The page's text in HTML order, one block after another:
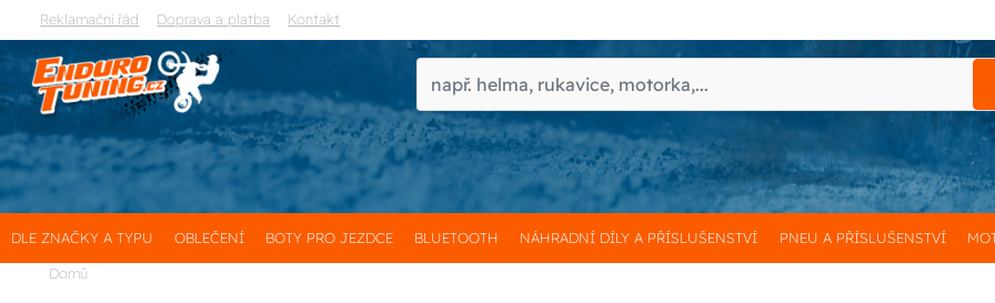
Reklamační řád Doprava a platba Kontakt
DLE ZNAČKY A TYPU OBLEČENÍ BOTY PRO JEZDCE BLUETOOTH NÁHRADNÍ DÍLY A PŘÍSLUŠENSTVÍ PNEU A PŘÍSLUŠENSTVÍ
Domů